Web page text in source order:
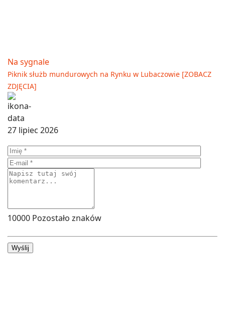
Na sygnale
Piknik służb mundurowych na Rynku w Lubaczowie [ZOBACZ
ZDJĘCIA]
27 lipiec 2026
10000 Pozostało znaków
Wyślij